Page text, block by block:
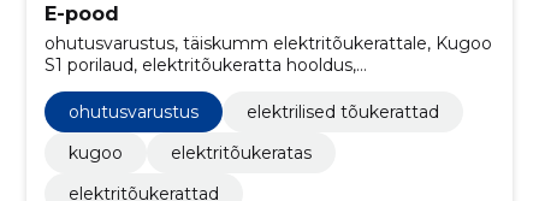
E-pood
ohutusvarustus, täiskumm elektritõukerattale, Kugoo
S1 porilaud, elektritõukeratta hooldus,
linnatransport, garantiiteenus, tootejuhendid
ohutusvarustus
elektrilised tõukerattad
kugoo
elektritõukeratas
elektritõukerattad